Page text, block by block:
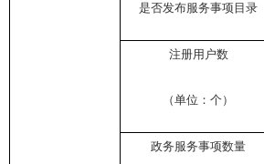
是否发布服务事项目录
注册用户数
（单位：个）
政务服务事项数量